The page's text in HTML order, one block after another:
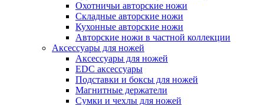
Охотничьи авторские ножи
Складные авторские ножи
Кухонные авторские ножи
Авторские ножи в частной коллекции
Аксессуары для ножей
Аксессуары для ножей
EDC аксессуары
Подставки и боксы для ножей
Магнитные держатели
Сумки и чехлы для ножей